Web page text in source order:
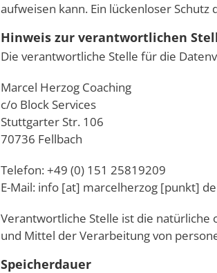
aufweisen kann. Ein lückenloser
Hinweis zur verantwortlichen
Die verantwortliche Stelle für die
Marcel Herzog Coaching
c/o Block Services
Stuttgarter Str. 106
70736 Fellbach
Telefon: +49 (0) 151 25819209
E-Mail: info [at] marcelherzog [punkt] de
Verantwortliche Stelle ist die
und Mittel der Verarbeitung von
Speicherdauer